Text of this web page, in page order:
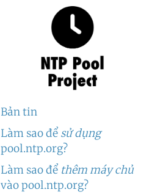
Bản tin
Làm sao để sử dụng
pool.ntp.org?
Làm sao để thêm máy chủ
vào pool.ntp.org?